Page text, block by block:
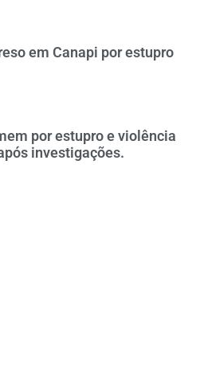
em Canapi por estupro
por estupro e violência
investigações.